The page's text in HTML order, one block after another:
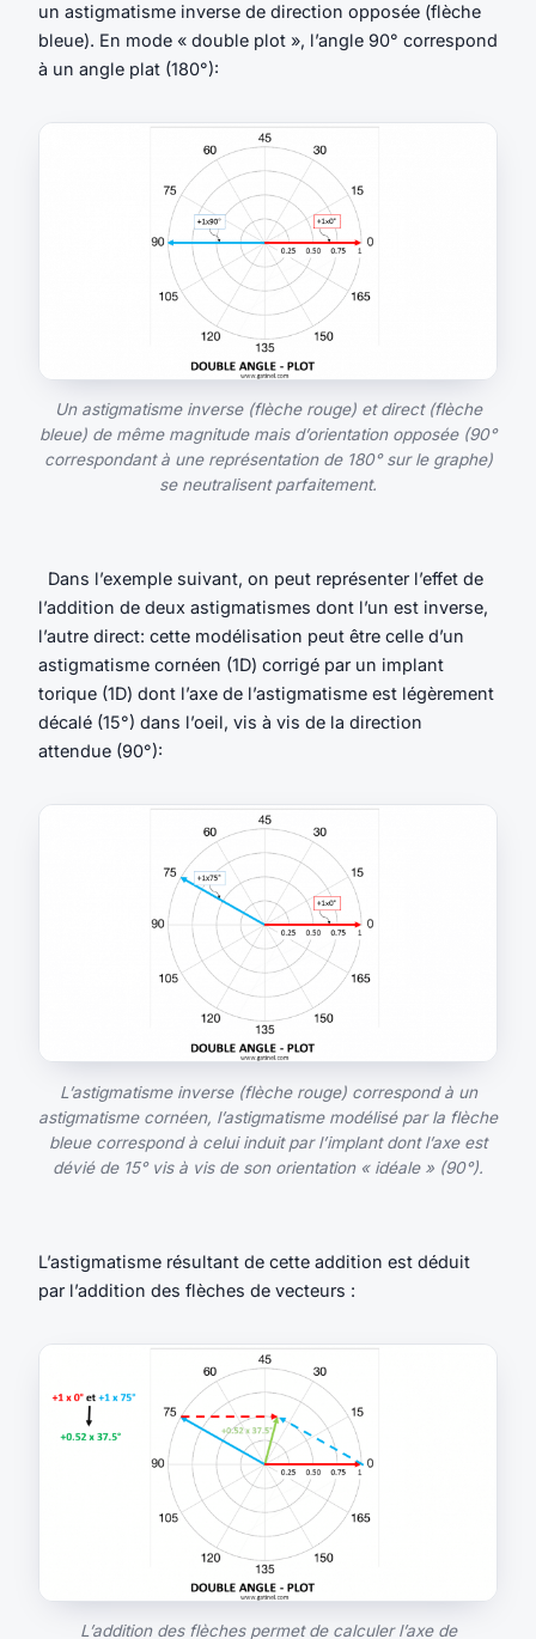
un astigmatisme inverse de direction opposée (flèche
bleue). En mode « double plot », l’angle 90° correspond
à un angle plat (180°):
Un astigmatisme inverse (flèche rouge) et direct (flèche
bleue) de même magnitude mais d’orientation opposée (90°
correspondant à une représentation de 180° sur le graphe)
se neutralisent parfaitement.
Dans l’exemple suivant, on peut représenter l’effet de
l’addition de deux astigmatismes dont l’un est inverse,
l’autre direct: cette modélisation peut être celle d’un
astigmatisme cornéen (1D) corrigé par un implant
torique (1D) dont l’axe de l’astigmatisme est légèrement
décalé (15°) dans l’oeil, vis à vis de la direction
attendue (90°):
L’astigmatisme inverse (flèche rouge) correspond à un
astigmatisme cornéen, l’astigmatisme modélisé par la flèche
bleue correspond à celui induit par l’implant dont l’axe est
dévié de 15° vis à vis de son orientation « idéale » (90°).
L’astigmatisme résultant de cette addition est déduit
par l’addition des flèches de vecteurs :
L’addition des flèches permet de calculer l’axe de